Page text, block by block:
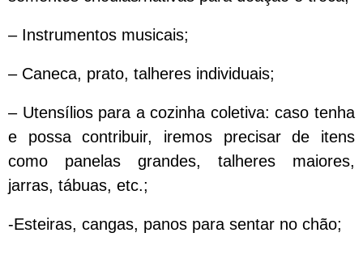
– Instrumentos musicais;
– Caneca, prato, talheres individuais;
– Utensílios para a cozinha coletiva: caso tenha
e possa contribuir, iremos precisar de itens
como panelas grandes, talheres maiores,
jarras, tábuas, etc.;
-Esteiras, cangas, panos para sentar no chão;